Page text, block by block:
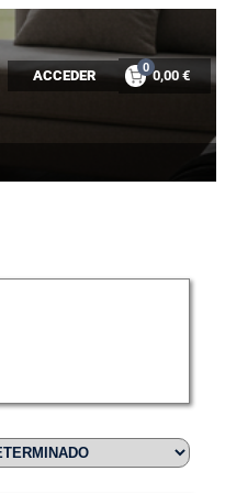
ACCEDER 0 0,00 €